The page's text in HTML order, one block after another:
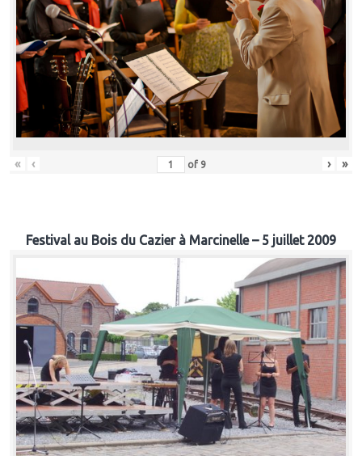
« ‹ of 9 › »
Festival au Bois du Cazier à Marcinelle – 5 juillet 2009